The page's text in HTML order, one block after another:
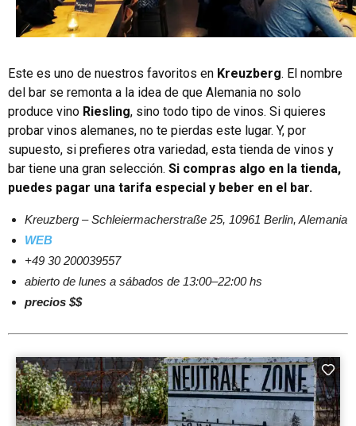
Este es uno de nuestros favoritos en Kreuzberg. El nombre
del bar se remonta a la idea de que Alemania no solo
produce vino Riesling, sino todo tipo de vinos. Si quieres
probar vinos alemanes, no te pierdas este lugar. Y, por
supuesto, si prefieres otra variedad, esta tienda de vinos y
bar tiene una gran selección. Si compras algo en la tienda,
puedes pagar una tarifa especial y beber en el bar.
Kreuzberg – Schleiermacherstraße 25, 10961 Berlin, Alemania
WEB
+49 30 200039557
abierto de lunes a sábados de 13:00–22:00 hs
precios $$